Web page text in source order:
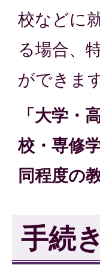
校などに
る場合、
ができます
「大学・
校・専修
同程度の
手続